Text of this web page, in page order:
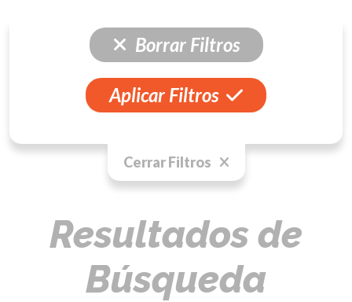
Borrar Filtros
Aplicar Filtros
Cerrar Filtros
Resultados de
Búsqueda